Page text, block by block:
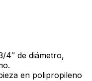
4″ de diámetro,
en polipropileno